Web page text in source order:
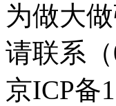
为做大
请联系（
京ICP备